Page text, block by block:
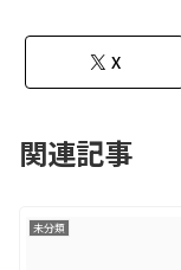
X
関連記事
未分類